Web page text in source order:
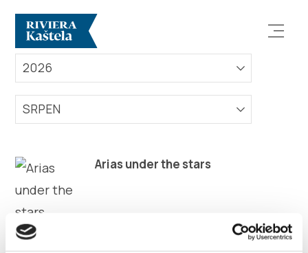
Prozkoumej
Destinace
Co dělat
AKCE
2026
SRPEN
Arias under the stars